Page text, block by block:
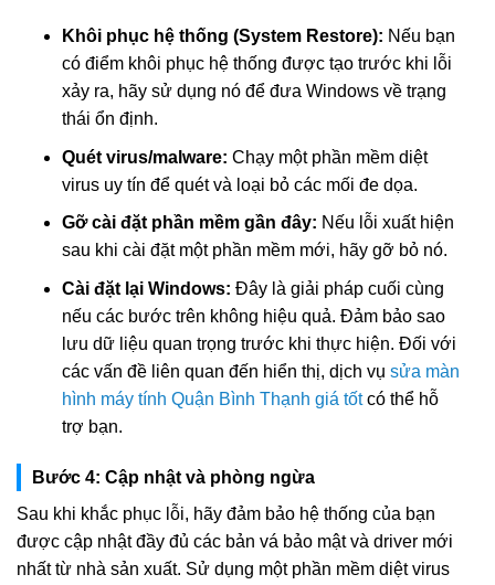
Khôi phục hệ thống (System Restore): Nếu bạn
có điểm khôi phục hệ thống được tạo trước khi lỗi
xảy ra, hãy sử dụng nó để đưa Windows về trạng
thái ổn định.
Quét virus/malware: Chạy một phần mềm diệt
virus uy tín để quét và loại bỏ các mối đe dọa.
Gỡ cài đặt phần mềm gần đây: Nếu lỗi xuất hiện
sau khi cài đặt một phần mềm mới, hãy gỡ bỏ nó.
Cài đặt lại Windows: Đây là giải pháp cuối cùng
nếu các bước trên không hiệu quả. Đảm bảo sao
lưu dữ liệu quan trọng trước khi thực hiện. Đối với
các vấn đề liên quan đến hiển thị, dịch vụ sửa màn
hình máy tính Quận Bình Thạnh giá tốtcó thể hỗ
trợ bạn.
Bước 4: Cập nhật và phòng ngừa
Sau khi khắc phục lỗi, hãy đảm bảo hệ thống của bạn
được cập nhật đầy đủ các bản vá bảo mật và driver mới
nhất từ nhà sản xuất. Sử dụng một phần mềm diệt virus